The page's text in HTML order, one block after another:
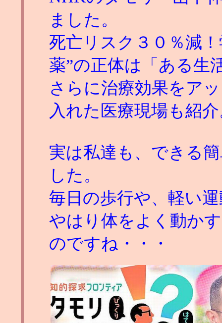
ました。
死亡リスク３０％減
薬”の正体は「ある生
さらに治療効果をア
入れた医療現場も紹
実は私達も、できる
した。
毎日の歩行や、軽い
やはり体をよく動か
のですね・・・